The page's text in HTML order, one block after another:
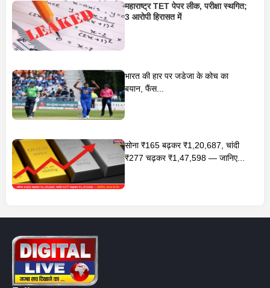
महाराष्ट्र TET पेपर लीक, परीक्षा स्थगित;
3 आरोपी हिरासत में
भारत की हार पर जडेजा के कोच का
बयान, फैंस...
सोना ₹165 बढ़कर ₹1,20,687, चांदी
₹277 चढ़कर ₹1,47,598 — जानिए...